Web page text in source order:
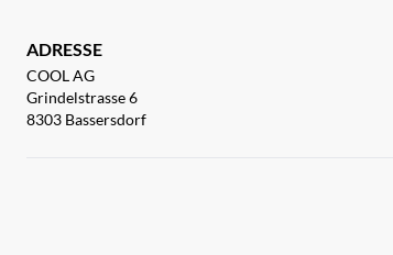
ADRESSE
COOL AG
Grindelstrasse 6
8303 Bassersdorf